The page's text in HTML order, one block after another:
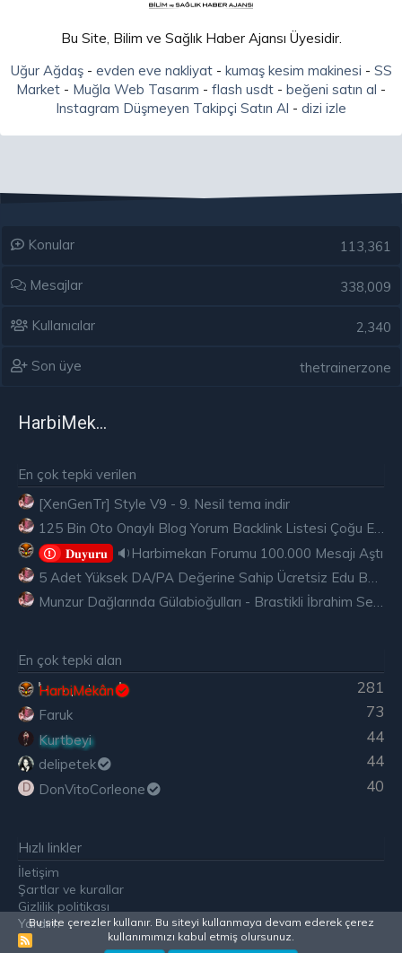
Bu Site, Bilim ve Sağlık Haber Ajansı Üyesidir.
Uğur Ağdaş- evden eve nakliyat- kumaş kesim makinesi - SS
Market - Muğla Web Tasarım - flash usdt - beğeni satın al -
Instagram Düşmeyen Takipçi Satın Al - dizi izle
Konular 113,361
Mesajlar 338,009
Kullanıcılar 2,340
Son üye thetrainerzone
HarbiMekân
En çok tepki verilen
[XenGenTr] Style V9 - 9. Nesil tema indir
125 Bin Oto Onaylı Blog Yorum Backlink Listesi Çoğu Edu ve Gov Ücretsiz
𝐃𝐮𝐲𝐮𝐫𝐮
🔉Harbimekan Forumu 100.000 Mesajı Aştı
5 Adet Yüksek DA/PA Değerine Sahip Ücretsiz Edu Backlink
Munzur Dağlarında Gülabioğulları - Brastikli İbrahim Sevindik
En çok tepki alan
281
HarbiMekân
73
Faruk
44
Kurtbeyi
44
delipetek
D 40
DonVitoCorleone
Hızlı linkler
İletişim
Şartlar ve kurallar
Gizlilik politikası
Yardım
R
Bu site çerezler kullanır. Bu siteyi kullanmaya devam ederek çerez
kullanımımızı kabul etmiş olursunuz.